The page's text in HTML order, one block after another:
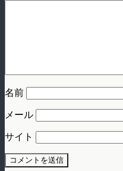
名前
メール
サイト